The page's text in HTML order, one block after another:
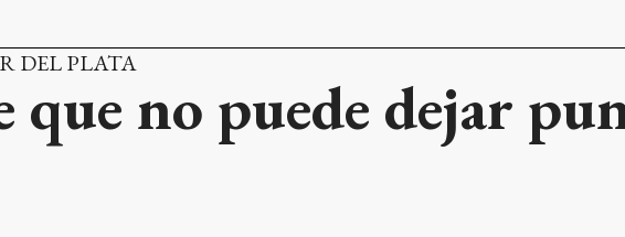
DEL PLATA
que no puede dejar